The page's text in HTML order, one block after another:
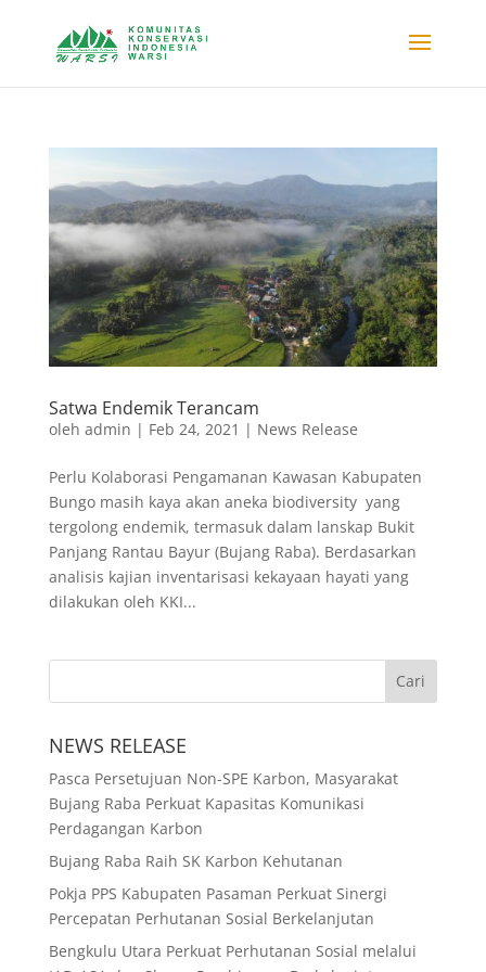
Satwa Endemik Terancam
oleh admin | Feb 24, 2021 | News Release
Perlu Kolaborasi Pengamanan Kawasan Kabupaten
Bungo masih kaya akan aneka biodiversity yang
tergolong endemik, termasuk dalam lanskap Bukit
Panjang Rantau Bayur (Bujang Raba). Berdasarkan
analisis kajian inventarisasi kekayaan hayati yang
dilakukan oleh KKI...
NEWS RELEASE
Pasca Persetujuan Non-SPE Karbon, Masyarakat
Bujang Raba Perkuat Kapasitas Komunikasi
Perdagangan Karbon
Bujang Raba Raih SK Karbon Kehutanan
Pokja PPS Kabupaten Pasaman Perkuat Sinergi
Percepatan Perhutanan Sosial Berkelanjutan
Bengkulu Utara Perkuat Perhutanan Sosial melalui